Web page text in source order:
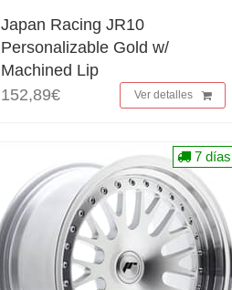
Japan Racing JR10
Personalizable Gold w/
Machined Lip
152,89€
Ver detalles
7 días